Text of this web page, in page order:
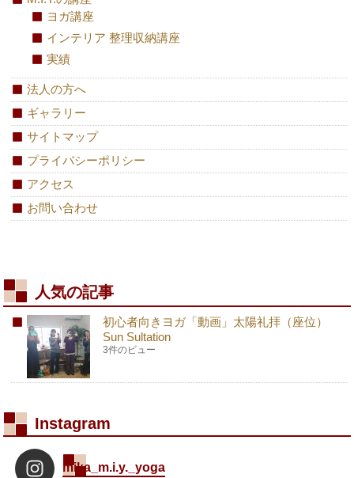
ヨガ講座
インテリア 整理収納講座
実績
法人の方へ
ギャラリー
サイトマップ
プライバシーポリシー
アクセス
お問い合わせ
人気の記事
初心者向きヨガ「動画」太陽礼拝（座位）
Sun Sultation
3件のビュー
Instagram
mika_m.i.y._yoga